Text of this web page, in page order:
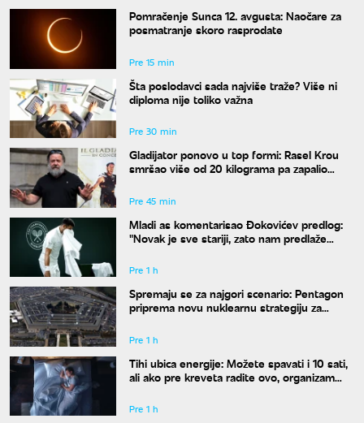
Pomračenje Sunca 12. avgusta: Naočare za
posmatranje skoro rasprodate
Pre 15 min
Šta poslodavci sada najviše traže? Više ni
diploma nije toliko važna
Pre 30 min
Gladijator ponovo u top formi: Rasel Krou
smršao više od 20 kilograma pa zapalio
Pre 45 min
Mladi as komentarisao Đokovićev predlog:
"Novak je sve stariji, zato nam predlaže
Pre 1 h
Spremaju se za najgori scenario: Pentagon
priprema novu nuklearnu strategiju za
Pre 1 h
Tihi ubica energije: Možete spavati i 10 sati,
ali ako pre kreveta radite ovo, organizam
Pre 1 h